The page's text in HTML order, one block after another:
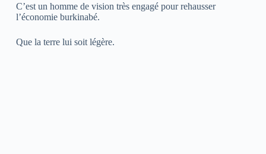
C’est un homme de vision très engagé pour rehausser
l’économie burkinabé.
Que la terre lui soit légère.